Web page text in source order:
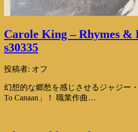
Carole King – Rhymes &
s30335
投稿者: オフ
幻想的な郷愁を感じさせるジャジー
To Canaan」！ 職業作曲…